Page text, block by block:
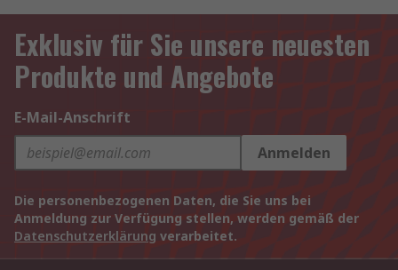
Exklusiv für Sie unsere neuesten
Produkte und Angebote
E-Mail-Anschrift
Anmelden
Die personenbezogenen Daten, die Sie uns bei
Anmeldung zur Verfügung stellen, werden gemäß der
Datenschutzerklärung verarbeitet.